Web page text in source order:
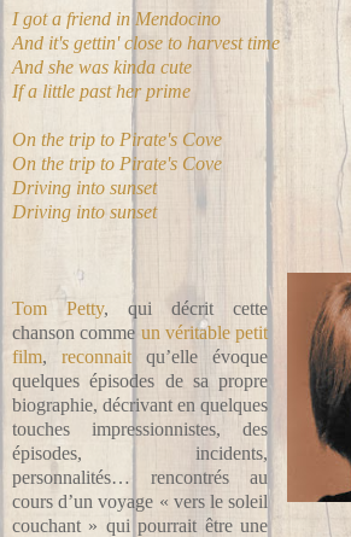
I got a friend in Mendocino
And it's gettin' close to harvest time
And she was kinda cute
If a little past her prime
On the trip to Pirate's Cove
On the trip to Pirate's Cove
Driving into sunset
Driving into sunset
Tom Petty, qui décrit cette
chanson comme un véritable petit
film, reconnait qu’elle évoque
quelques épisodes de sa propre
biographie, décrivant en quelques
touches impressionnistes, des
épisodes, incidents,
personnalités… rencontrés au
cours d’un voyage « vers le soleil
couchant » qui pourrait être une